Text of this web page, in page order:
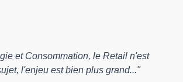
et Consommation, le Retail n'est
l'enjeu est bien plus grand..."